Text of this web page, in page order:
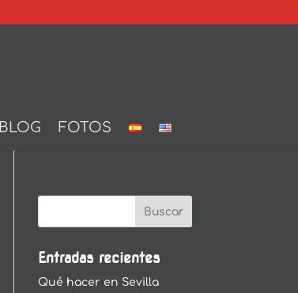
BLOG FOTOS
Entradas recientes
Qué hacer en Sevilla